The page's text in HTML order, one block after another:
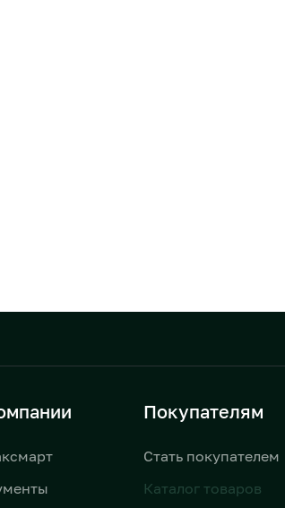
Покупателям
Стать покупателем
Каталог товаров